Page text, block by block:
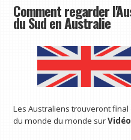
Comment regarder
du Sud en Australie
Les Australiens trouveront
du monde du monde sur